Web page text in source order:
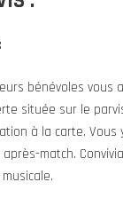
bénévoles vous
située sur le
à la carte. Vous
match.